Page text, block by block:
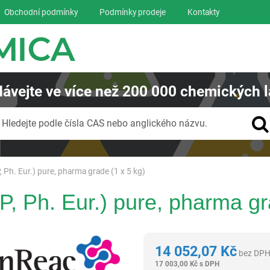
Ph. Eur.) pure, pharma grade (1 x 5 kg)
Ph. Eur.) pure, pharma
14 052,07 Kč bez DPH
17 003,00 Kč s DPH
Obchodní podmínky Podmínky prodeje Kontakty
ve více než200 000 chemických
Hledejte podle čísla CAS nebo anglického názvu.